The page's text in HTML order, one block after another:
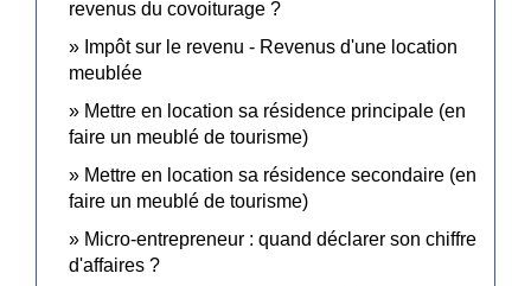
revenus du covoiturage ?
Impôt sur le revenu - Revenus d'une location
meublée
Mettre en location sa résidence principale (en
faire un meublé de tourisme)
Mettre en location sa résidence secondaire (en
faire un meublé de tourisme)
Micro-entrepreneur : quand déclarer son chiffre
d'affaires ?